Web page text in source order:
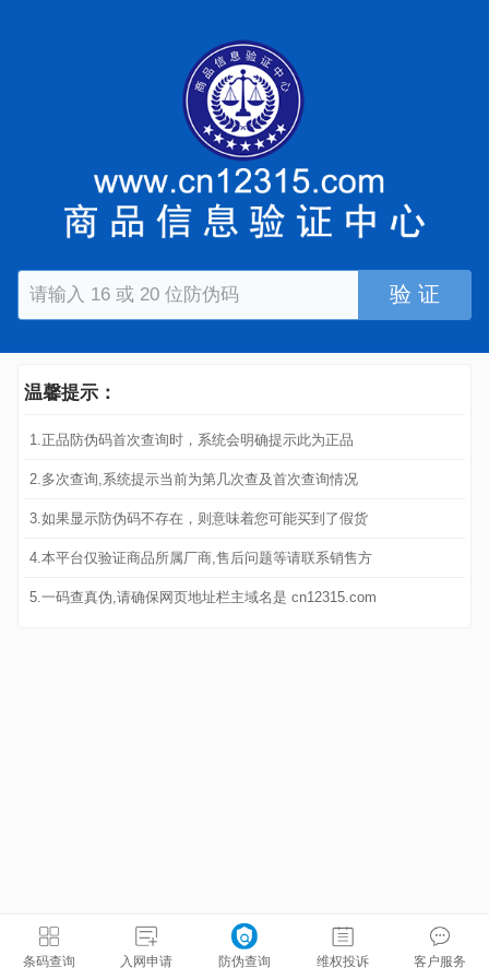
验 证
温馨提示：
1.正品防伪码首次查询时，系统会明确提示此为正品
2.多次查询,系统提示当前为第几次查及首次查询情况
3.如果显示防伪码不存在，则意味着您可能买到了假货
4.本平台仅验证商品所属厂商,售后问题等请联系销售方
5.一码查真伪,请确保网页地址栏主域名是 cn12315.com
条码查询 入网申请 防伪查询 维权投诉 客户服务